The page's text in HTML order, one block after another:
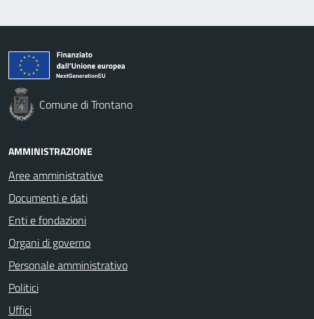
Comune di Trontano
AMMINISTRAZIONE
Aree amministrative
Documenti e dati
Enti e fondazioni
Organi di governo
Personale amministrativo
Politici
Uffici